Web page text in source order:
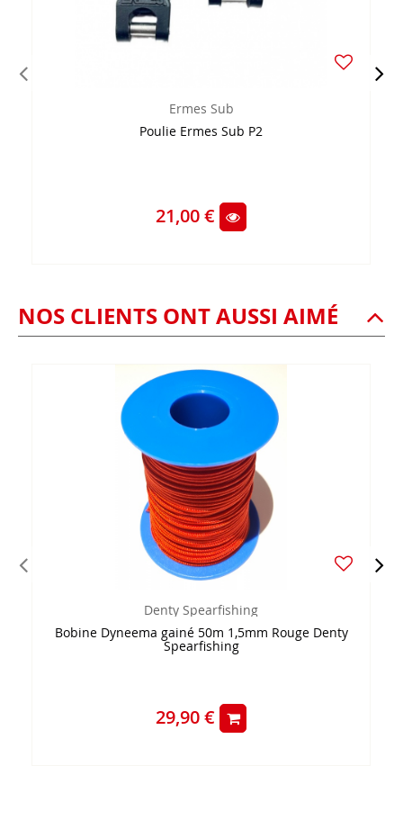
Ermes Sub
Poulie Ermes Sub P2
21,00 €
NOS CLIENTS ONT AUSSI AIMÉ
Denty Spearfishing
Bobine Dyneema gainé 50m 1,5mm Rouge Denty
Spearfishing
29,90 €